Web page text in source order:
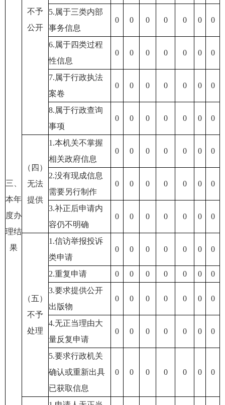
三、
本年
度办
理结
果
不予
公开
5.属于三类内部
事务信息
0 0 0 0 0 0 0
6.属于四类过程
性信息
0 0 0 0 0 0 0
7.属于行政执法
案卷
0 0 0 0 0 0 0
8.属于行政查询
事项
0 0 0 0 0 0 0
（四）
无法
提供
1.本机关不掌握
相关政府信息
0 0 0 0 0 0 0
2.没有现成信息
需要另行制作
0 0 0 0 0 0 0
3.补正后申请内
容仍不明确
0 0 0 0 0 0 0
（五）
不予
处理
1.信访举报投诉
类申请
0 0 0 0 0 0 0
2.重复申请 0 0 0 0 0 0
0
3.要求提供公开
出版物
0 0 0 0 0 0 0
4.无正当理由大
量反复申请
0 0 0 0 0 0 0
5.要求行政机关
确认或重新出具
已获取信息
0 0 0 0 0 0 0